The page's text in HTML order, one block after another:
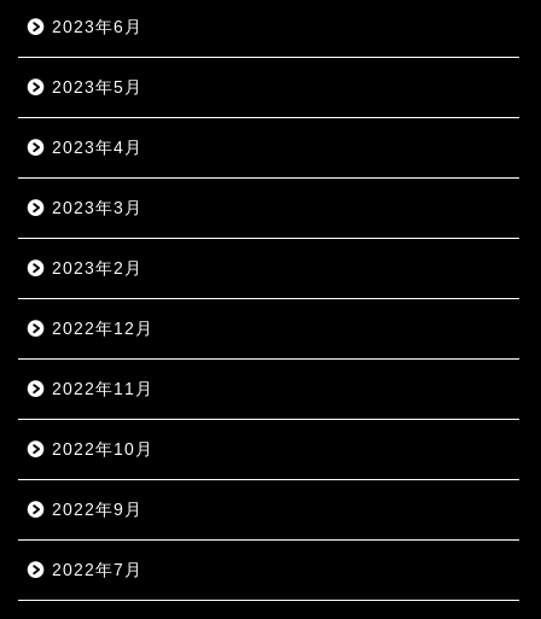
2023年6月
2023年5月
2023年4月
2023年3月
2023年2月
2022年12月
2022年11月
2022年10月
2022年9月
2022年7月